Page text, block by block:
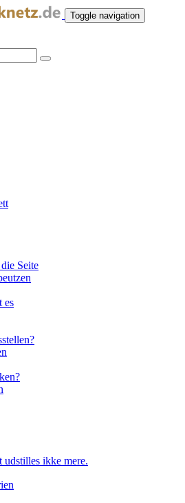
Toggle navigation
Seite
es
udstilles ikke mere.